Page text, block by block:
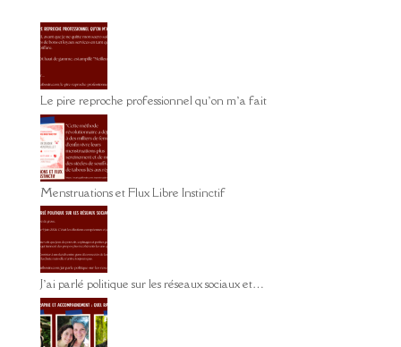
Le pire reproche professionnel qu’on m’a fait
Menstruations et Flux Libre Instinctif
J’ai parlé politique sur les réseaux sociaux et…